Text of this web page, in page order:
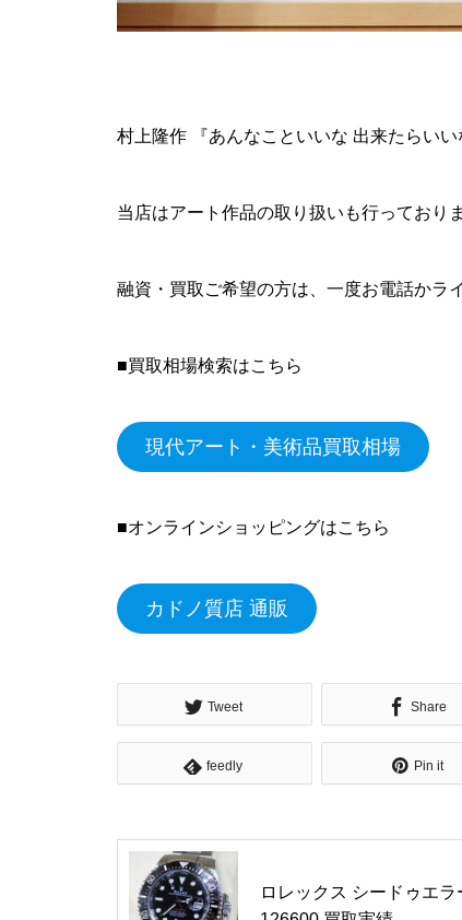
村上隆作 『あんなこといいな 出来たらいい
当店はアート作品の取り扱いも行っておりま
融資・買取ご希望の方は、一度お電話かラ
■買取相場検索はこちら
現代アート・美術品買取相場
■オンラインショッピングはこちら
カドノ質店 通販
Tweet Share
feedly Pin it
ロレックス シードゥエラ